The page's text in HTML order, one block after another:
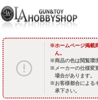
ホームページ掲載
ん。
商品の色は閲覧環
メーカーの仕様変
場合があります。
お客様都合による
承下さい。